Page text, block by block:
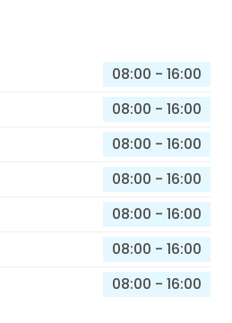
08:00 - 16:00
08:00 - 16:00
08:00 - 16:00
08:00 - 16:00
08:00 - 16:00
08:00 - 16:00
08:00 - 16:00